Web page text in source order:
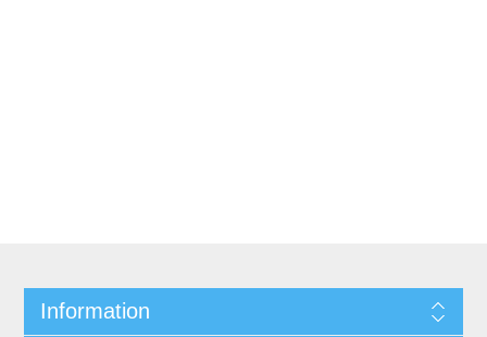
Information